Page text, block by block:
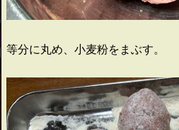
等分に丸め、小麦粉をまぶす。